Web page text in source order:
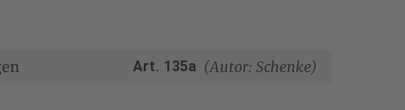
Art. 135a (Autor: Schenke)